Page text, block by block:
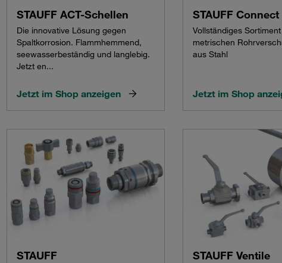
STAUFF ACT-Schellen
Die innovative Lösung gegen
Spaltkorrosion. Flammhemmend,
seewasserbeständig und langlebig.
Jetzt en...
Jetzt im Shop anzeigen
STAUFF Connect
Vollständiges
metrischen
aus Stahl
Jetzt im Shop
STAUFF
STAUFF Ventile